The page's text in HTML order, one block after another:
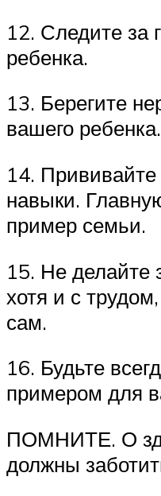
12. Следите за
ребенка.
13. Берегите
вашего ребенка.
14. Прививайте
навыки.
пример семьи.
15. Не делайте
хотя и с
сам.
16. Будьте
примером для
ПОМНИТЕ. О
должны